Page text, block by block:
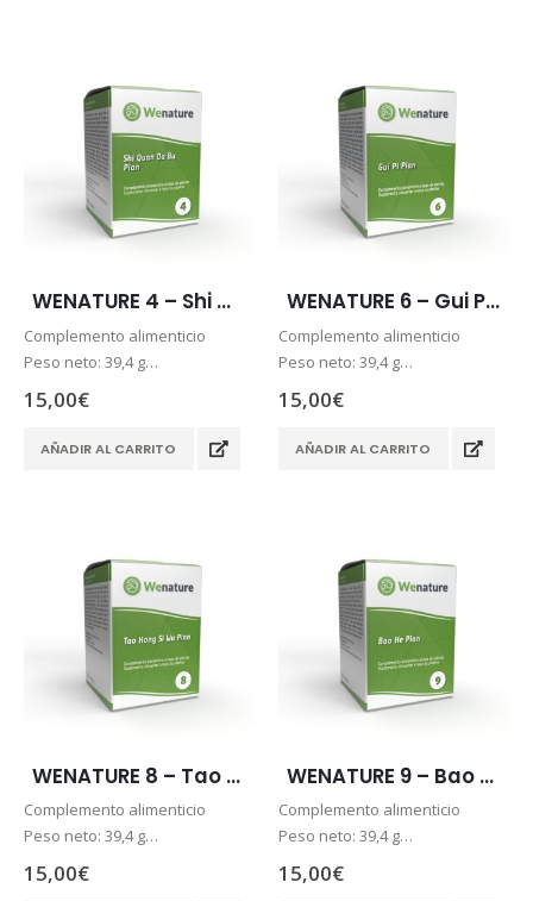
WENATURE 4 – Shi Quan Da Bu Pian
Complemento alimenticio
Peso neto: 39,4 g
60 comprimidos
Dosis diaria recomendada de 3
comprimidos al día
15,00€
AÑADIR AL CARRITO
WENATURE 6 – Gui Pi Pian
Complemento alimenticio
Peso neto: 39,4 g
60 comprimidos
Dosis diaria recomendada de 3
comprimidos al día
15,00€
AÑADIR AL CARRITO
WENATURE 8 – Tao Hong Si Wu Pian
Complemento alimenticio
Peso neto: 39,4 g
60 comprimidos
Dosis diaria recomendada de 3
15,00€
WENATURE 9 – Bao He Pian
Complemento alimenticio
Peso neto: 39,4 g
60 comprimidos
Dosis diaria recomendada de 3
15,00€